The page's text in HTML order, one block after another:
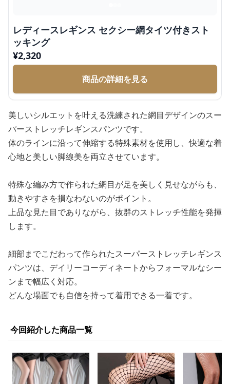
レディースレギンス セクシー網タイツ付きスト
ッキング
¥2,320
商品の詳細を見る
美しいシルエットを叶える洗練された網目デザインのスー
パーストレッチレギンスパンツです。
体のラインに沿って伸縮する特殊素材を使用し、快適な着
心地と美しい脚線美を両立させています。
特殊な編み方で作られた網目が足を美しく見せながらも、
動きやすさを損なわないのがポイント。
上品な見た目でありながら、抜群のストレッチ性能を発揮
します。
細部までこだわって作られたスーパーストレッチレギンス
パンツは、デイリーコーディネートからフォーマルなシー
ンまで幅広く対応。
どんな場面でも自信を持って着用できる一着です。
今回紹介した商品一覧